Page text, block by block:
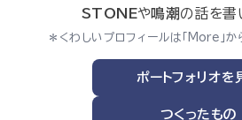
STONEや鳴潮の話を書
＊くわしいプロフィールは「More」か
ポートフォリオを
つくったもの